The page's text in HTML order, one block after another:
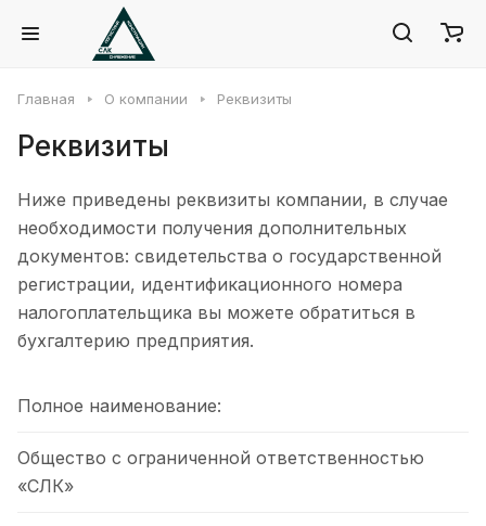
Главная О компании Реквизиты
Реквизиты
Ниже приведены реквизиты компании, в случае
необходимости получения дополнительных
документов: свидетельства о государственной
регистрации, идентификационного номера
налогоплательщика вы можете обратиться в
бухгалтерию предприятия.
Полное наименование:
Общество с ограниченной ответственностью
«СЛК»